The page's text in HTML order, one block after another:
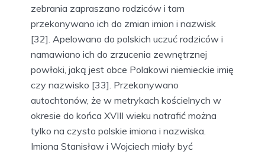
zebrania zapraszano rodziców i tam
przekonywano ich do zmian imion i nazwisk
[32]. Apelowano do polskich uczuć rodziców i
namawiano ich do zrzucenia zewnętrznej
powłoki, jaką jest obce Polakowi niemieckie imię
czy nazwisko [33]. Przekonywano
autochtonów, że w metrykach kościelnych w
okresie do końca XVIII wieku natrafić można
tylko na czysto polskie imiona i nazwiska.
Imiona Stanisław i Wojciech miały być